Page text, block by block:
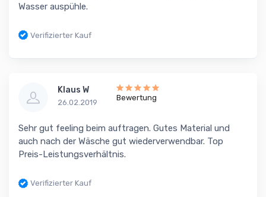
Wasser auspühle.
Verifizierter Kauf
Klaus W
26.02.2019
Bewertung
Sehr gut feeling beim auftragen. Gutes Material und
auch nach der Wäsche gut wiederverwendbar. Top
Preis-Leistungsverhältnis.
Verifizierter Kauf